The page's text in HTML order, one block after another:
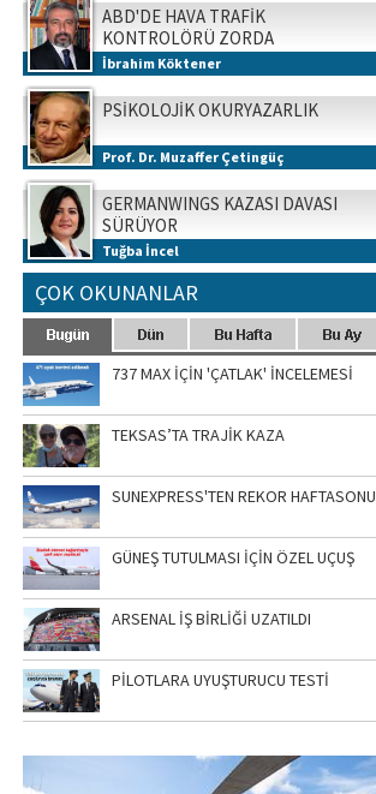
ABD'DE HAVA TRAFİK
KONTROLÖRÜ ZORDA
İbrahim Köktener
PSİKOLOJİK OKURYAZARLIK
Prof. Dr. Muzaffer Çetingüç
GERMANWINGS KAZASI DAVASI
SÜRÜYOR
Tuğba İncel
ÇOK OKUNANLAR
737 MAX İÇİN 'ÇATLAK' İNCELEMESİ
TEKSAS’TA TRAJİK KAZA
SUNEXPRESS'TEN REKOR HAFTASONU
GÜNEŞ TUTULMASI İÇİN ÖZEL UÇUŞ
ARSENAL İŞ BİRLİĞİ UZATILDI
PİLOTLARA UYUŞTURUCU TESTİ
SİNGAPUR AIRSHOW-2020